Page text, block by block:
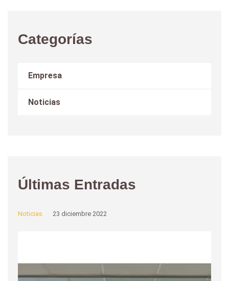
Categorías
Empresa
Noticias
Últimas Entradas
Noticias 23 diciembre 2022